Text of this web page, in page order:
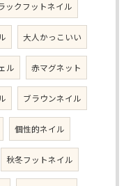
ックフットネイル
大人かっこいい
ル 赤マグネット
ブラウンネイル
個性的ネイル
秋冬フットネイル